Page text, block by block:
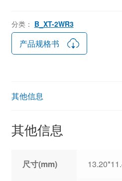
分类： B_XT-2WR3
产品规格书
其他信息
其他信息
尺寸(mm)